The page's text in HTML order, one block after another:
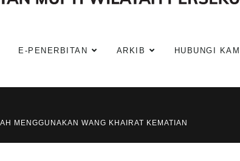
E-PENERBITAN ARKIB HUBUNGI KAMI
MENGGUNAKAN WANG KHAIRAT KEMATIAN